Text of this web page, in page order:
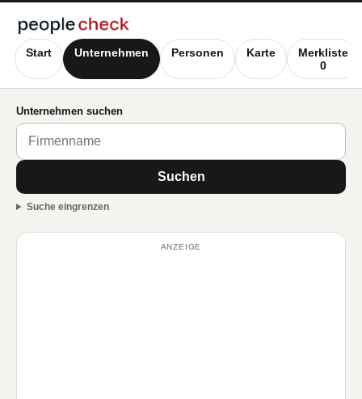
Start Unternehmen Personen Karte
Merkliste
0
Unternehmen suchen
Suchen
Suche eingrenzen
ANZEIGE